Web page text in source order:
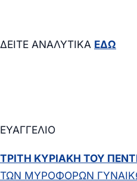
ΔΕΙΤΕ ΑΝΑΛΥΤΙΚΑ ΕΔΩ
ΕΥΑΓΓΕΛΙΟ
ΤΡΙΤΗ ΚΥΡΙΑΚΗ ΤΟΥ
ΤΩΝ ΜΥΡΟΦΟΡΩΝ